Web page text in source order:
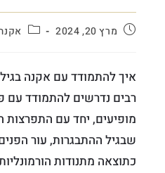
מרץ 20, 2024
איך להתמודד עם אקנה
רבים נדרשים להתמודד עם
מופיעים, יחד עם התפרצות
שבגיל ההתבגרות, עור
כתוצאה מתנודות